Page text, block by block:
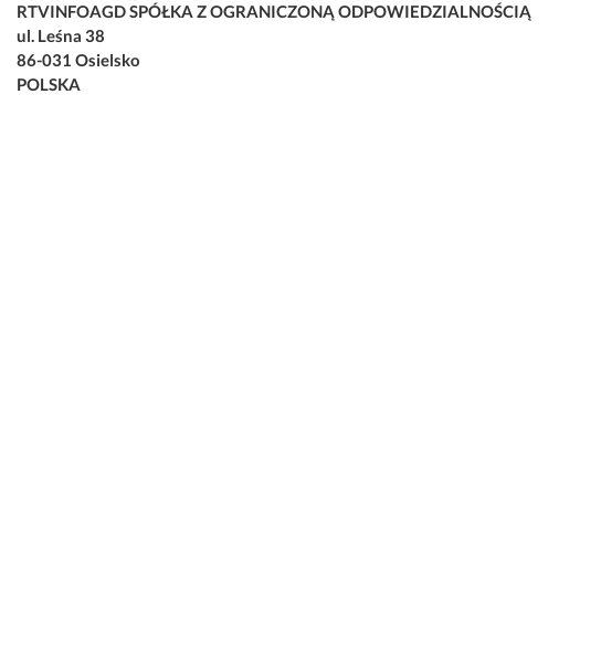
RTVINFOAGD SPÓŁKA Z OGRANICZONĄ ODPOWIEDZIALNOŚCIĄ
ul. Leśna 38
86-031 Osielsko
POLSKA